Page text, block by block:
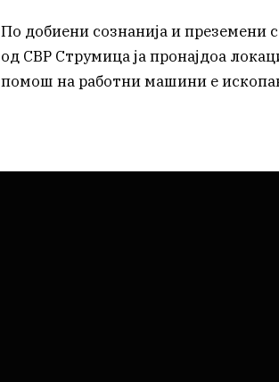
По добиени сознанија и преземени
од СВР Струмица ја пронајдоа
помош на работни машини е